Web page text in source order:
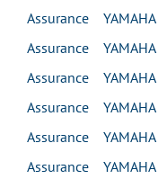
Assurance
Assurance
Assurance
Assurance
Assurance
Assurance